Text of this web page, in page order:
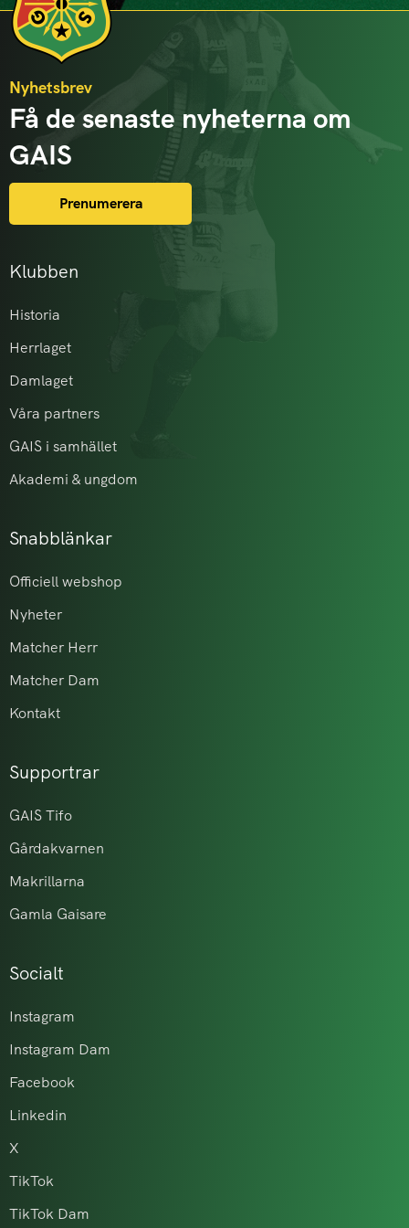
Klubben
Historia
Herrlaget
Damlaget
Våra partners
GAIS i samhället
Akademi & ungdom
Snabblänkar
Officiell webshop
Nyheter
Matcher Herr
Matcher Dam
Kontakt
Supportrar
GAIS Tifo
Gårdakvarnen
Makrillarna
Gamla Gaisare
Socialt
Instagram
Instagram Dam
Facebook
Linkedin
X
TikTok
TikTok Dam
Nyhetsbrev
Få de senaste nyheterna om
GAIS
Prenumerera